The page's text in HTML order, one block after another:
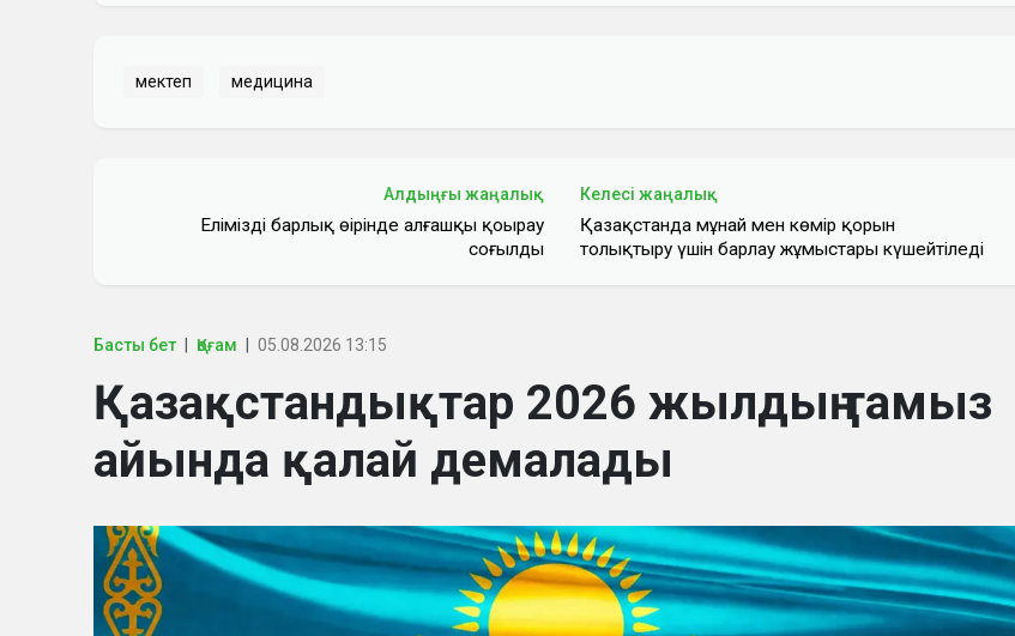
мектеп медицина
Алдыңғы жаңалық
Еліміздің барлық өңірінде алғашқы қоңырау
соғылды
Келесі жаңалық
Қазақстанда мұнай мен көмір қорын
толықтыру үшін барлау жұмыстары күшейтіледі
Басты бет Қоғам 05.08.2026 13:15
Қазақстандықтар 2026 жылдың тамыз
айында қалай демалады